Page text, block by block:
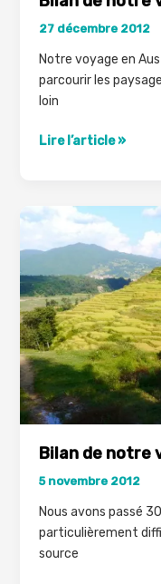
27 décembre 2012
Notre voyage en
parcourir les
loin
Bilan
voyage
en
Australie
Lire l’article »
Bilan de notre
5 novembre 2012
Nous avons passé
particulièrement
source